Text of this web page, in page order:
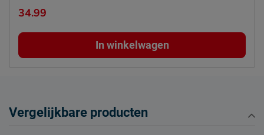
34.99
In winkelwagen
Vergelijkbare producten